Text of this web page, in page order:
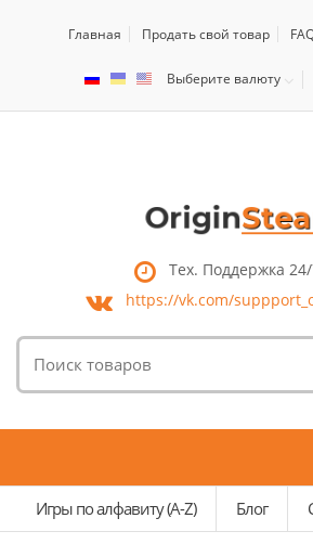
Главная Продать свой товар
Выберите валюту
Тех. Поддержка
https://vk.com/
товаров:
Игры по алфавиту (A-Z)
Блог